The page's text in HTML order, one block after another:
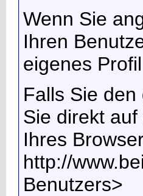
Wenn Sie
Ihren
eigenes
Falls Sie
Sie direkt
Ihres
http://
Benutzers>